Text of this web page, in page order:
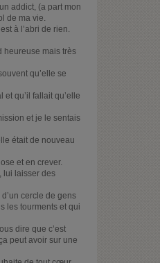
addict, (a part mon
de ma vie.
à l’abri de rien.
heureuse mais très
qu’elle se
qu’il fallait qu’elle
et je le sentais
était de nouveau
et en crever.
lui laisser des
cercle de gens
les tourments et qui
dire que c’est
peut avoir sur une